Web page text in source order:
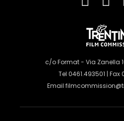
c/o Format - Via Zanella
Tel 0461.493501 | Fax
Email